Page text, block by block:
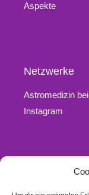
Aspekte
Netzwerke
Astromedizin
Instagram
Rechtliches